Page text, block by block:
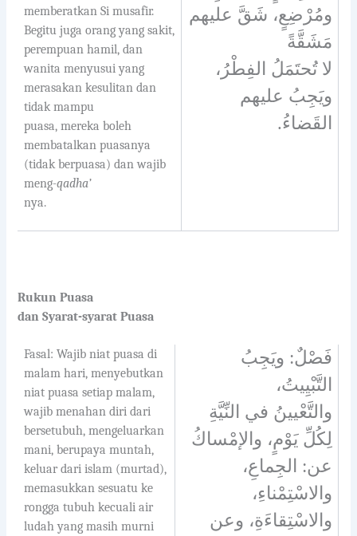
memberatkan Si musafir.
Begitu juga orang yang sakit,
perempuan hamil, dan
wanita menyusui yang
merasakan kesulitan dan
tidak mampu
puasa, mereka boleh
membatalkan puasanya
(tidak berpuasa) dan wajib
meng-qadha’
nya.
ومُرْضِعٍ، شَقَّ عليهم
مَشَقَّةً
لا تُحتَمَلُ الفِطْرُ،
ويَجِبُ عليهم
القَضاءُ.
Rukun Puasa
dan Syarat-syarat Puasa
Fasal: Wajib niat puasa di
malam hari, menyebutkan
niat puasa setiap malam,
wajib menahan diri dari
bersetubuh, mengeluarkan
mani, berupaya muntah,
keluar dari islam (murtad),
memasukkan sesuatu ke
rongga tubuh kecuali air
ludah yang masih murni
فَصْلٌ: ويَجِبُ
التَّبْيِيتُ،
والتَّعْيينُ في النِّيَّةِ
لِكُلِّ يَوْمٍ، والإمْساكُ
عن: الجِماعِ،
والاسْتِمْناءِ،
والاسْتِقاءَةِ، وعن